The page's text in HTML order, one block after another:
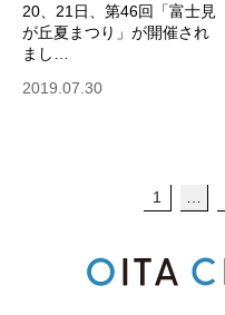
20、21日、第46回「富士見
が丘夏まつり」が開催され
まし…
2019.07.30
1